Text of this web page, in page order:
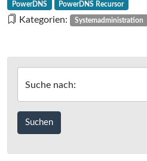
PowerDNS PowerDNS Recursor
Kategorien: Systemadministration
Suche nach: